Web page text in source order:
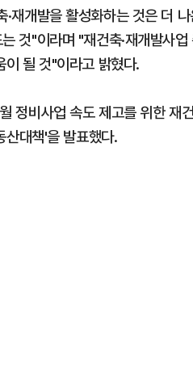
·재개발을 활성화하는 것은 더
것"이라며 "재건축·재개발사
될 것"이라고 밝혔다.
정비사업 속도 제고를 위한 재
대책'을 발표했다.